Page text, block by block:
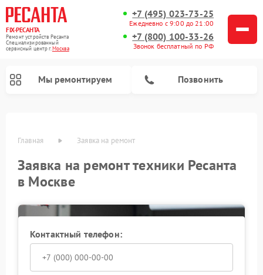
FIX-РЕСАНТА
Ремонт устройств Ресанта
Специализированный
cервисный центр г.Москва
+7 (495) 023-73-25
Ежедневно с 9:00 до 21:00
+7 (800) 100-33-26
Звонок бесплатный по РФ
Мы ремонтируем Позвонить
Главная Заявка на ремонт
Заявка на ремонт техники Ресанта
в Москве
Контактный телефон: